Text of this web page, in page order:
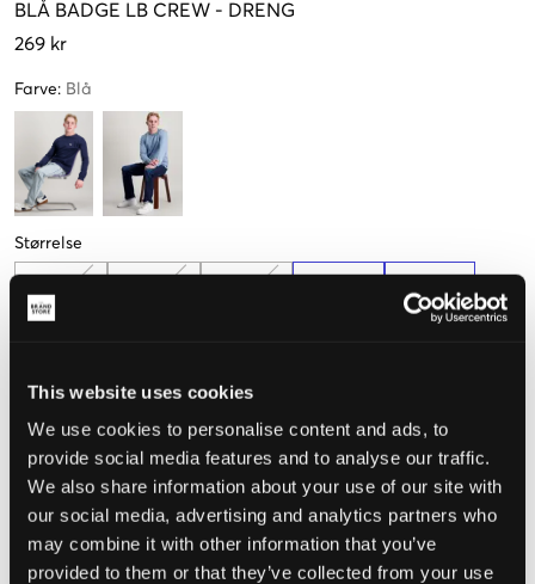
This website uses cookies
We use cookies to personalise content and ads, to
provide social media features and to analyse our traffic.
We also share information about your use of our site with
our social media, advertising and analytics partners who
may combine it with other information that you’ve
provided to them or that they’ve collected from your use
BLÅ BADGE LB CREW - DRENG
269 kr
Farve: Blå
Størrelse
134-140cm
15-16 år
170-176cm
Lille Perfekt
STØRRELSESGUIDE
VÆLG EN STØRRELSE